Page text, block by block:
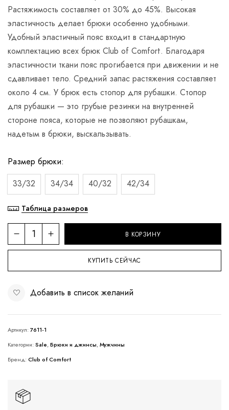
Растяжимость составляет от 30% до 45%. Высокая
эластичность делает брюки особенно удобными.
Удобный эластичный пояс входит в стандартную
комплектацию всех брюк Club of Comfort. Благодаря
эластичности ткани пояс прогибается при движении и не
сдавливает тело. Средний запас растяжения составляет
около 4 см. У брюк есть стопор для рубашки. Стопор
для рубашки — это грубые резинки на внутренней
стороне пояса, которые не позволяют рубашкам,
надетым в брюки, выскальзывать.
Размер брюки
33/32
34/34 40/32 42/34
Таблица размеров
В КОРЗИНУ
КУПИТЬ СЕЙЧАС
Добавить в список желаний
Артикул: 7611-1
Категории: Sale, Брюки и джинсы, Мужчины
Бренд: Club of Comfort